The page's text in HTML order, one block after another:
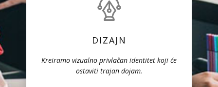
DIZAJN
Kreiramo vizualno privlačan identitet koji će
ostaviti trajan dojam.